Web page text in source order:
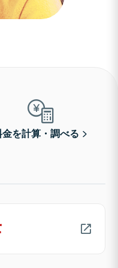
を計算・調べる